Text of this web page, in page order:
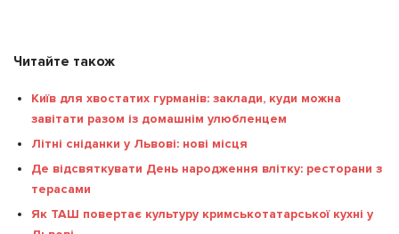
Читайте також
Київ для хвостатих гурманів: заклади, куди можна
завітати разом із домашнім улюбленцем
Літні сніданки у Львові: нові місця
Де відсвяткувати День народження влітку: ресторани з
терасами
Як ТАШ повертає культуру кримськотатарської кухні у